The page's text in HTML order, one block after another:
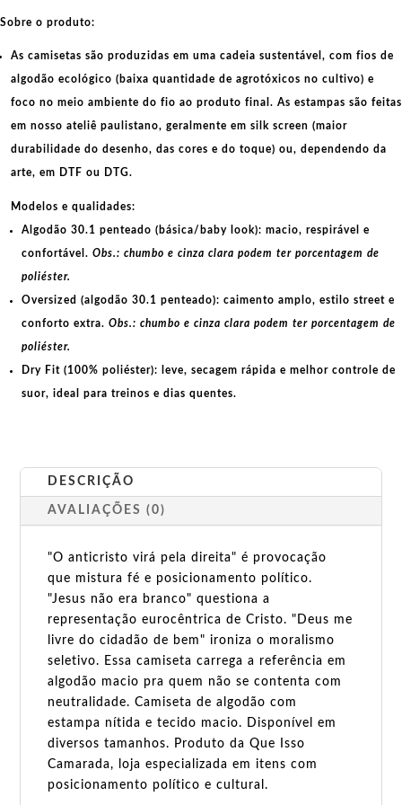
Sobre o produto:
As camisetas são produzidas em uma cadeia sustentável, com fios de
algodão ecológico (baixa quantidade de agrotóxicos no cultivo) e
foco no meio ambiente do fio ao produto final. As estampas são feitas
em nosso ateliê paulistano, geralmente em silk screen (maior
durabilidade do desenho, das cores e do toque) ou, dependendo da
arte, em DTF ou DTG.
Modelos e qualidades:
Algodão 30.1 penteado (básica/baby look): macio, respirável e
confortável. Obs.: chumbo e cinza clara podem ter porcentagem de
poliéster.
Oversized (algodão 30.1 penteado): caimento amplo, estilo street e
conforto extra. Obs.: chumbo e cinza clara podem ter porcentagem de
poliéster.
Dry Fit (100% poliéster): leve, secagem rápida e melhor controle de
suor, ideal para treinos e dias quentes.
DESCRIÇÃO
AVALIAÇÕES (0)
"O anticristo virá pela direita" é provocação
que mistura fé e posicionamento político.
"Jesus não era branco" questiona a
representação eurocêntrica de Cristo. "Deus me
livre do cidadão de bem" ironiza o moralismo
seletivo. Essa camiseta carrega a referência em
algodão macio pra quem não se contenta com
neutralidade. Camiseta de algodão com
estampa nítida e tecido macio. Disponível em
diversos tamanhos. Produto da Que Isso
Camarada, loja especializada em itens com
posicionamento político e cultural.